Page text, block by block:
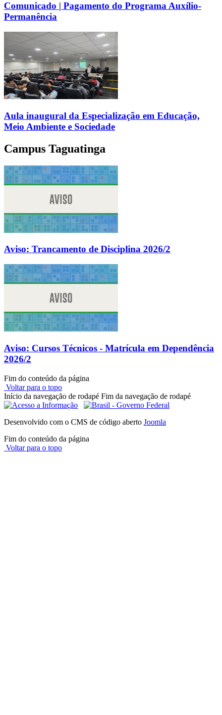
Comunicado | Pagamento do Programa Auxílio-
Permanência
Aula inaugural da Especialização em Educação,
Meio Ambiente e Sociedade
Campus Taguatinga
Aviso: Trancamento de Disciplina 2026/2
Aviso: Cursos Técnicos - Matrícula em Dependência
2026/2
Fim do conteúdo da página
Voltar para o topo
Início da navegação de rodapé Fim da navegação de rodapé
Desenvolvido com o CMS de código aberto Joomla
Fim do conteúdo da página
Voltar para o topo